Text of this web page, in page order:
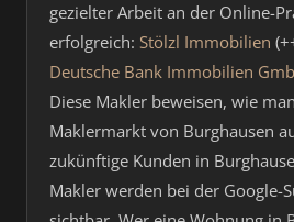
gezielter Arbeit an der Online-
erfolgreich: Stölzl Immobilien
Deutsche Bank Immobilien
Diese Makler beweisen, wie
Maklermarkt von Burghausen
zukünftige Kunden in
Makler werden bei der Google-